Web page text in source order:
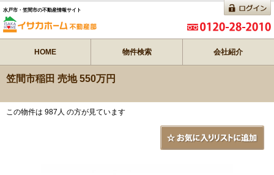
水戸市・笠間市の不動産情報サイト
HOME 物件検索 会社紹介
笠間市稲田 売地 550万円
この物件は 987人 の方が見ています